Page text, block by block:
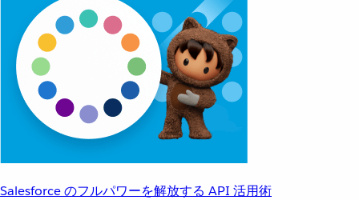
Salesforce のフルパワーを解放する API 活用術